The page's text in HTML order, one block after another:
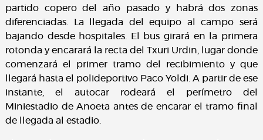
partido copero del año pasado y habrá dos zonas
diferenciadas. La llegada del equipo al campo será
bajando desde hospitales. El bus girará en la primera
rotonda y encarará la recta del Txuri Urdin, lugar donde
comenzará el primer tramo del recibimiento y que
llegará hasta el polideportivo Paco Yoldi. A partir de ese
instante, el autocar rodeará el perímetro del
Miniestadio de Anoeta antes de encarar el tramo final
de llegada al estadio.